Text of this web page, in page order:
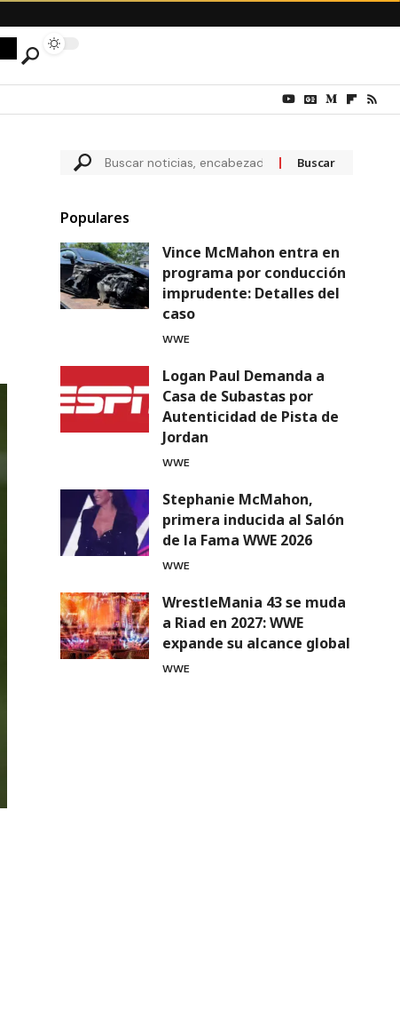
Populares
Vince McMahon entra en
programa por conducción
imprudente: Detalles del
caso
WWE
Logan Paul Demanda a
Casa de Subastas por
Autenticidad de Pista de
Jordan
WWE
Stephanie McMahon,
primera inducida al Salón
de la Fama WWE 2026
WWE
WrestleMania 43 se muda
a Riad en 2027: WWE
expande su alcance global
WWE